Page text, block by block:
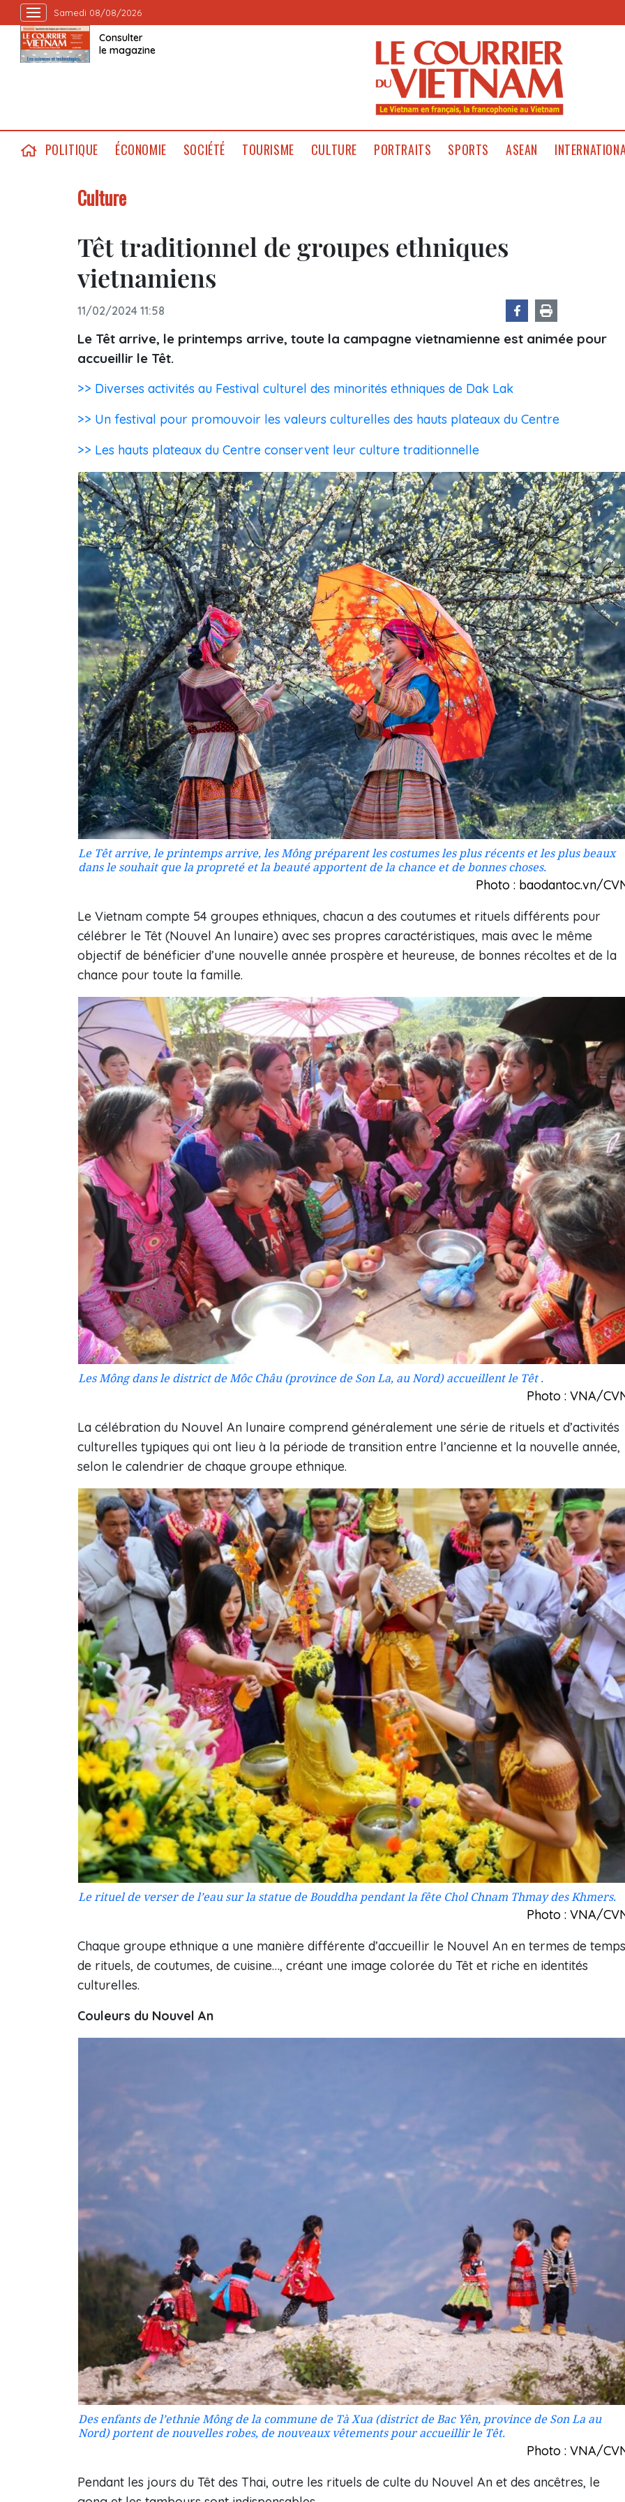
Samedi 08/08/2026
Consulter
le magazine
POLITIQUE ÉCONOMIE SOCIÉTÉ TOURISME CULTURE PORTRAITS SPORTS ASEAN
Culture
Têt traditionnel de groupes ethniques
vietnamiens
11/02/2024 11:58
Le Têt arrive, le printemps arrive, toute la campagne vietnamienne est animée pour
accueillir le Têt.
>> Diverses activités au Festival culturel des minorités ethniques de Dak Lak
>> Un festival pour promouvoir les valeurs culturelles des hauts plateaux du Centre
>> Les hauts plateaux du Centre conservent leur culture traditionnelle
Le Têt arrive, le printemps arrive, les Mông préparent les costumes les plus récents et les plus beaux
dans le souhait que la propreté et la beauté apportent de la chance et de bonnes choses.
Photo : baodantoc.vn/
Le Vietnam compte 54 groupes ethniques, chacun a des coutumes et rituels différents pour
célébrer le Têt (Nouvel An lunaire) avec ses propres caractéristiques, mais avec le même
objectif de bénéficier d’une nouvelle année prospère et heureuse, de bonnes récoltes et de la
chance pour toute la famille.
Les Mông dans le district de Môc Châu (province de Son La, au Nord) accueillent le Têt .
Photo : VNA/
La célébration du Nouvel An lunaire comprend généralement une série de rituels et d’activités
culturelles typiques qui ont lieu à la période de transition entre l’ancienne et la nouvelle année,
selon le calendrier de chaque groupe ethnique.
Le rituel de verser de l’eau sur la statue de Bouddha pendant la fête Chol Chnam Thmay des Khmers.
Photo : VNA/
Chaque groupe ethnique a une manière différente d’accueillir le Nouvel An en termes de
de rituels, de coutumes, de cuisine…, créant une image colorée du Têt et riche en identités
culturelles.
Couleurs du Nouvel An
Des enfants de l’ethnie Mông de la commune de Tà Xua (district de Bac Yên, province de Son La au
Nord) portent de nouvelles robes, de nouveaux vêtements pour accueillir le Têt.
Photo : VNA/
Pendant les jours du Têt des Thai, outre les rituels de culte du Nouvel An et des ancêtres, le